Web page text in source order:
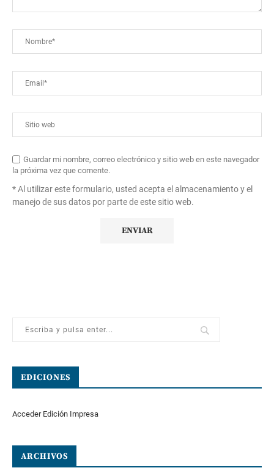
Guardar mi nombre, correo electrónico y sitio web en este navegador
la próxima vez que comente.
* Al utilizar este formulario, usted acepta el almacenamiento y el
manejo de sus datos por parte de este sitio web.
EDICIONES
Acceder Edición Impresa
ARCHIVOS